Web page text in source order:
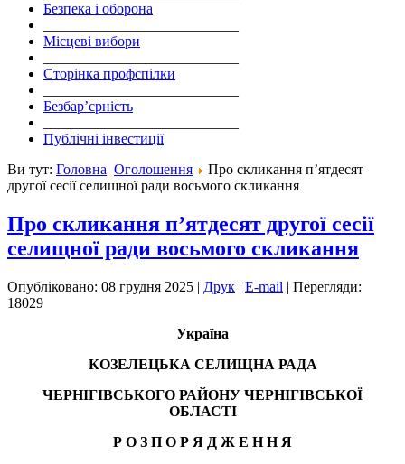
Безпека і оборона
Місцеві вибори
Сторінка профспілки
Безбар’єрність
Публічні інвестиції
Ви тут: Головна Оголошення
Про скликання п’ятдесят
другої сесії селищної ради восьмого скликання
Про скликання п’ятдесят другої сесії
селищної ради восьмого скликання
Опубліковано: 08 грудня 2025 | Друк | E-mail | Перегляди:
18029
Україна
КОЗЕЛЕЦЬКА СЕЛИЩНА РАДА
ЧЕРНІГІВСЬКОГО РАЙОНУ ЧЕРНІГІВСЬКОЇ
ОБЛАСТІ
Р О З П О Р Я Д Ж Е ННЯ